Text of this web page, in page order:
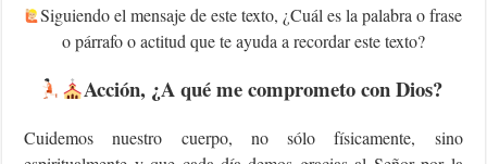
Siguiendo el mensaje de este texto, ¿Cuál es la palabra o frase
o párrafo o actitud que te ayuda a recordar este texto?
Acción, ¿A qué me comprometo con Dios?
Cuidemos nuestro cuerpo, no sólo físicamente, sino